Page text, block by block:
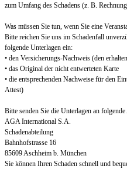
zum Umfang des Schadens (z. B.
Was müssen Sie tun, wenn Sie eine
Bitte reichen Sie uns im Schadenfall
folgende Unterlagen ein:
• den Versicherungs-Nachweis (den
• das Original der nicht entwerteten Karte
• die entsprechenden Nachweise für den
Attest)
Bitte senden Sie die Unterlagen an folgende
AGA International S.A.
Schadenabteilung
Bahnhofstrasse 16
85609 Aschheim b. München
Sie können Ihren Schaden schnell und